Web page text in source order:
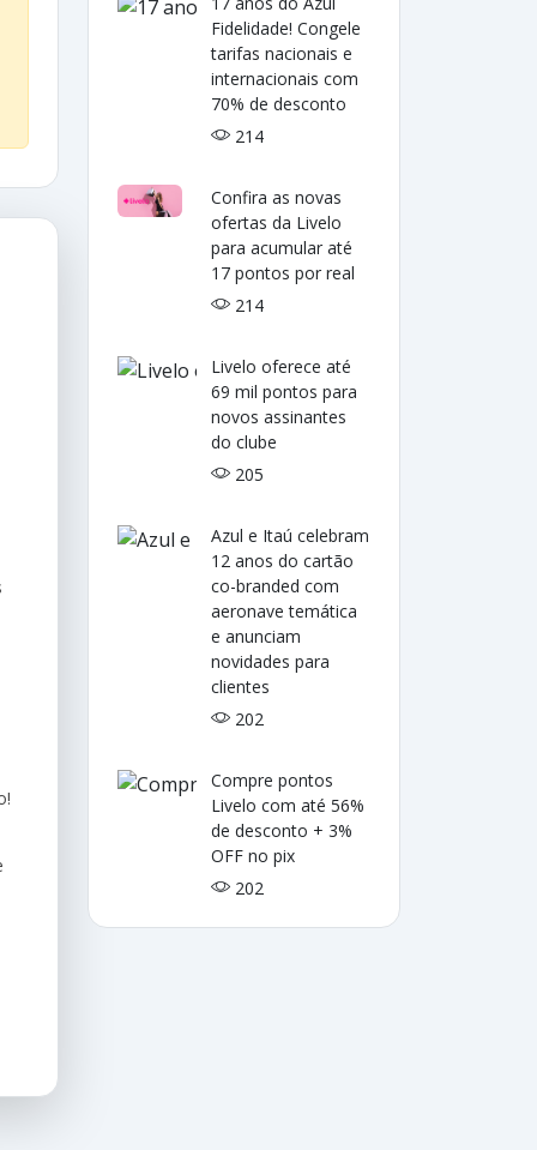
Fidelidade! Congele
tarifas nacionais e
internacionais com
70% de desconto
214
Confira as novas
ofertas da Livelo
para acumular até
17 pontos por real
214
Livelo oferece até
69 mil pontos para
novos assinantes
do clube
205
Azul e Itaú celebram
12 anos do cartão
co-branded com
aeronave temática
e anunciam
novidades para
clientes
202
Compre pontos
Livelo com até 56%
de desconto + 3%
OFF no pix
202